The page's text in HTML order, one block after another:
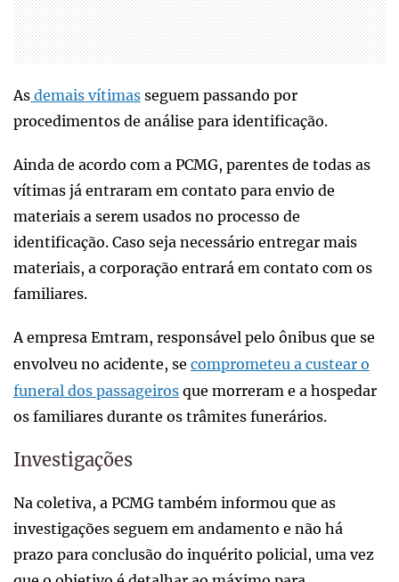
As demais vítimas seguem passando por
procedimentos de análise para identificação.
Ainda de acordo com a PCMG, parentes de todas as
vítimas já entraram em contato para envio de
materiais a serem usados no processo de
identificação. Caso seja necessário entregar mais
materiais, a corporação entrará em contato com os
familiares.
A empresa Emtram, responsável pelo ônibus que se
envolveu no acidente, se comprometeu a custear o
funeral dos passageiros que morreram e a hospedar
os familiares durante os trâmites funerários.
Investigações
Na coletiva, a PCMG também informou que as
investigações seguem em andamento e não há
prazo para conclusão do inquérito policial, uma vez